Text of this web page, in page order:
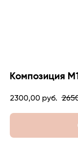
Композиция
2300,00 руб.